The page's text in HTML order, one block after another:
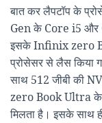
बात कर लैपटॉप के
Gen के Core i5 और
इसके Infinix zero
प्रोसेसर से लैस किया
साथ 512 जीबी की
zero Book Ultra के
मिलता है। इसके साथ